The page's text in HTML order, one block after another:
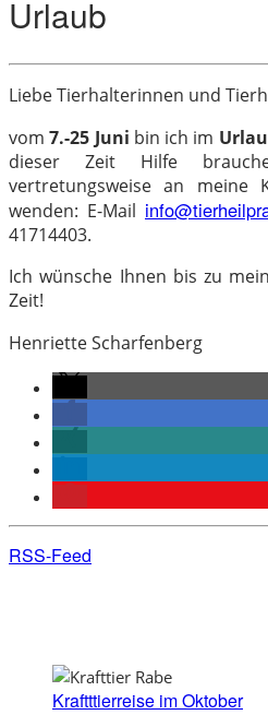
Urlaub
Liebe Tierhalterinnen und
vom7.-25 Juni bin ich im
dieser Zeit Hilfe
vertretungsweise an meine
wenden: E-Mail
41714403.
Ich wünsche Ihnen bis zu
Zeit!
Henriette Scharfenberg
RSS-Feed
Kraftttierreise im Oktober